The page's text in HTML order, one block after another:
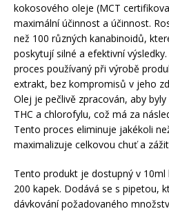
kokosového oleje (MCT
maximální účinnost a účinnost.
než 100 různých kanabinoidů,
poskytují silné a efektivní
proces používaný při výrobě
extrakt, bez kompromisů v jeho
Olej je pečlivě zpracován, aby
THC a chlorofylu, což má za
Tento proces eliminuje jakékoli
maximalizuje celkovou chuť a
Tento produkt je dostupný v
200 kapek. Dodává se s pipetou,
dávkování požadovaného